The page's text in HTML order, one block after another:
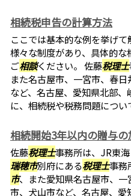
相続税申告の計算方法
ここでは基本的な例を挙げ
様々な制度があり、具体的
ご相談ください。 佐藤税理士
また名古屋市、一宮市、春
など、名古屋、愛知県北部
に、相続税や税務問題につい
相続開始3年以内の贈与
佐藤税理士事務所は、JR東
瑞穂市別府にある税理士事務
市、また愛知県名古屋市、
市、犬山市など、名古屋、